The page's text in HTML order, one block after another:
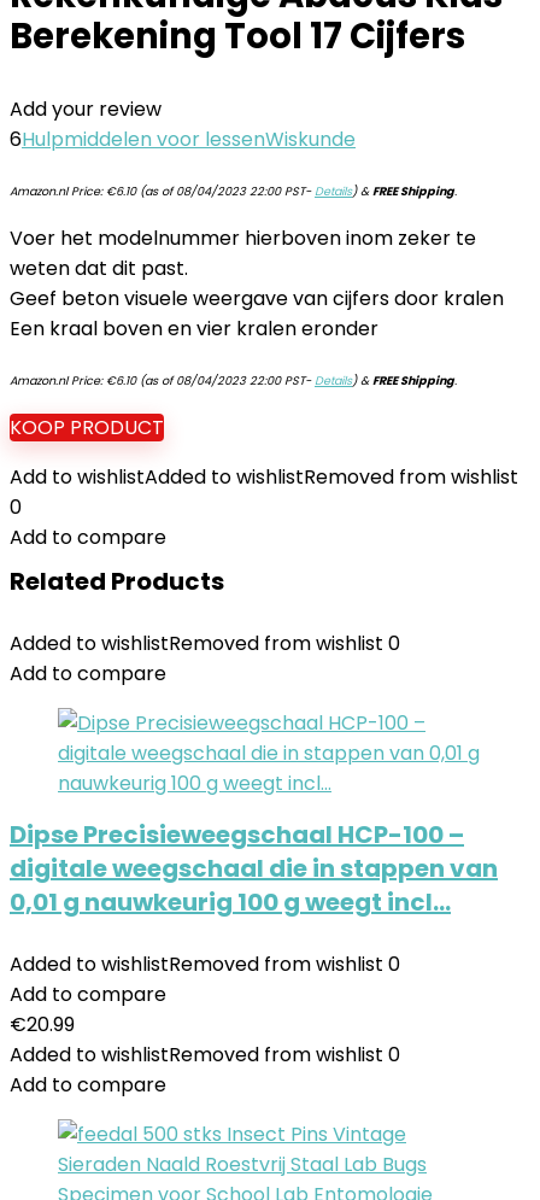
Berekening Tool 17 Cijfers
Add your review
6Hulpmiddelen voor lessenWiskunde
Amazon.nl Price: €6.10(as of 08/04/2023 22:00 PST-Details)&FREE Shipping.
Voer het modelnummer hierboven inom zeker te
weten dat dit past.
Geef beton visuele weergave van cijfers door kralen
Een kraal boven en vier kralen eronder
Amazon.nl Price: €6.10(as of 08/04/2023 22:00 PST-Details)&FREE Shipping.
KOOP PRODUCT
Add to wishlistAdded to wishlistRemoved from wishlist
0
Add to compare
Related Products
Added to wishlistRemoved from wishlist 0
Add to compare
Dipse Precisieweegschaal HCP-100 –
digitale weegschaal die in stappen van
0,01 g nauwkeurig 100 g weegt incl…
Added to wishlistRemoved from wishlist 0
Add to compare
€20.99
Added to wishlistRemoved from wishlist 0
Add to compare